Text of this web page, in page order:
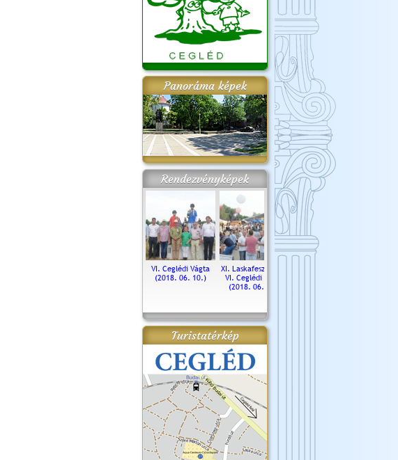
Panoráma képek
Rendezvényképek
VI. Ceglédi Vágta
(2018. 06. 10.)
XI. Laskafesztivál és
VI. Ceglédi Vágta
(2018. 06. 10.)
Turistatérkép